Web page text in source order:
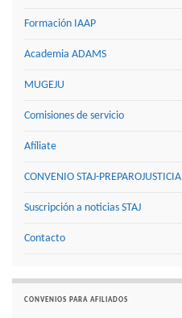
Formación IAAP
Academia ADAMS
MUGEJU
Comisiones de servicio
Afíliate
CONVENIO STAJ-PREPAROJUSTICIA
Suscripción a noticias STAJ
Contacto
CONVENIOS PARA AFILIADOS